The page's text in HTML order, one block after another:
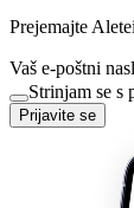
Prejemajte
Vaš e-poštni
Strinjam se s
Prijavite se